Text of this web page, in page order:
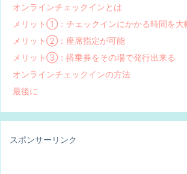
オンラインチェックインとは
メリット①：チェックインにかかる時間を大
メリット②：座席指定が可能
メリット③：搭乗券をその場で発行出来る
オンラインチェックインの方法
最後に
スポンサーリンク